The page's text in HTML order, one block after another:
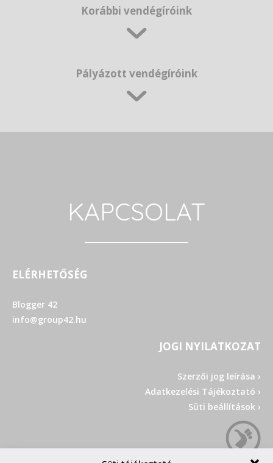
Korábbi vendégíróink
Pályázott vendégíróink
KAPCSOLAT
ELÉRHETŐSÉG
Blogger 42
info@group42.hu
JOGI NYILATKOZAT
Szerzői jog leírása ›
Adatkezelési Tájékoztató ›
Süti beállítások ›